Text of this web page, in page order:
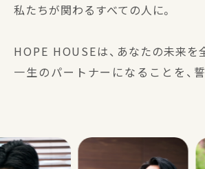
私たちが関わるすべての人に。
HOPE HOUSEは、 あなたの未来を
一生のパートナーになることを、